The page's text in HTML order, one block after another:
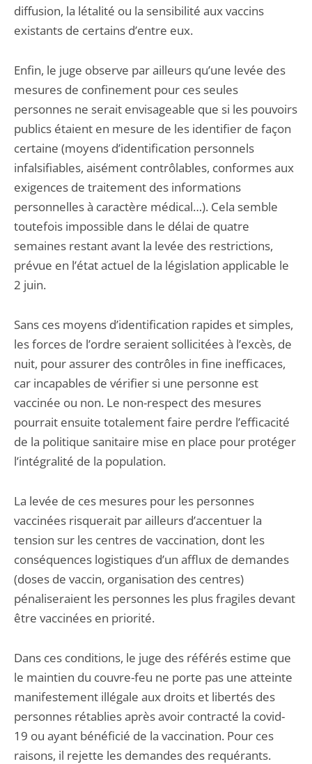
diffusion, la létalité ou la sensibilité aux vaccins
existants de certains d’entre eux.
Enfin, le juge observe par ailleurs qu’une levée des
mesures de confinement pour ces seules
personnes ne serait envisageable que si les pouvoirs
publics étaient en mesure de les identifier de façon
certaine (moyens d’identification personnels
infalsifiables, aisément contrôlables, conformes aux
exigences de traitement des informations
personnelles à caractère médical…). Cela semble
toutefois impossible dans le délai de quatre
semaines restant avant la levée des restrictions,
prévue en l’état actuel de la législation applicable le
2 juin.
Sans ces moyens d’identification rapides et simples,
les forces de l’ordre seraient sollicitées à l’excès, de
nuit, pour assurer des contrôles in fine inefficaces,
car incapables de vérifier si une personne est
vaccinée ou non. Le non-respect des mesures
pourrait ensuite totalement faire perdre l’efficacité
de la politique sanitaire mise en place pour protéger
l’intégralité de la population.
La levée de ces mesures pour les personnes
vaccinées risquerait par ailleurs d’accentuer la
tension sur les centres de vaccination, dont les
conséquences logistiques d’un afflux de demandes
(doses de vaccin, organisation des centres)
pénaliseraient les personnes les plus fragiles devant
être vaccinées en priorité.
Dans ces conditions, le juge des référés estime que
le maintien du couvre-feu ne porte pas une atteinte
manifestement illégale aux droits et libertés des
personnes rétablies après avoir contracté la covid-
19 ou ayant bénéficié de la vaccination. Pour ces
raisons, il rejette les demandes des requérants.